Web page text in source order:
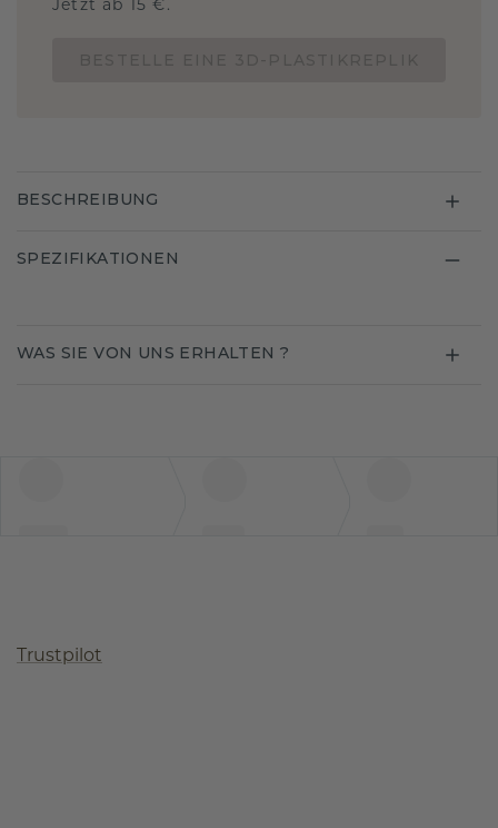
Jetzt ab 15 €.
BESCHREIBUNG
SPEZIFIKATIONEN
WAS SIE VON UNS ERHALTEN ?
Trustpilot